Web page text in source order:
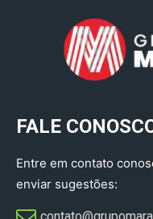
FALE
Entre em contato
enviar sugestões: